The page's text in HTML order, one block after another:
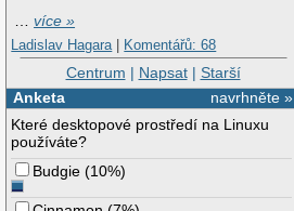
…více »
Ladislav Hagara | Komentářů: 68
Centrum | Napsat| Starší
navrhněte »
Anketa
Které desktopové prostředí na Linuxu
používáte?
Budgie (10%)